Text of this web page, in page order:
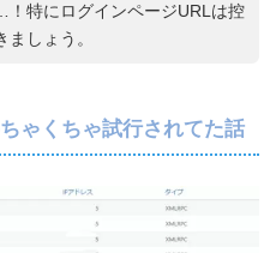
特にログインページURLは控
しょう。
ゃくちゃ試行されてた話